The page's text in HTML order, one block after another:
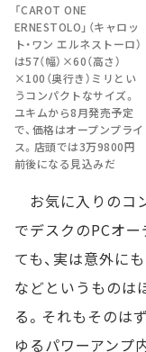
「CAROT ONE
ERNESTOLO」（キャロッ
ト・ワン エルネストーロ）
は57（幅）×60（高さ）
×100（奥行き）ミリとい
うコンパクトなサイズ。
ユキムから8月発売予定
で、価格はオープンプライ
ス。店頭では3万9800円
前後になる見込みだ
お気に入りのコ
でデスクのPCオ
ても、実は意外に
などというものは
る。それもそのは
ゆるパワーアンプ